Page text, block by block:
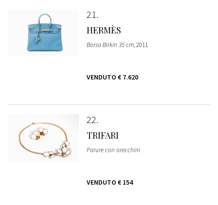
21
HERMÈS
Borsa Birkin 35 cm, 2011
VENDUTO € 7.620
22
TRIFARI
Parure con orecchini
VENDUTO € 154